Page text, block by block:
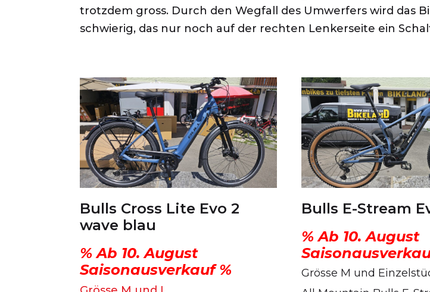
trotzdem gross. Durch den Wegfall des Umwerfers wird das
schwierig, das nur noch auf der rechten Lenkerseite ein
Bulls Cross Lite Evo 2
wave blau
% Ab 10. August
Saisonausverkauf %
Bulls E-Stream
% Ab 10. August
Grösse M und